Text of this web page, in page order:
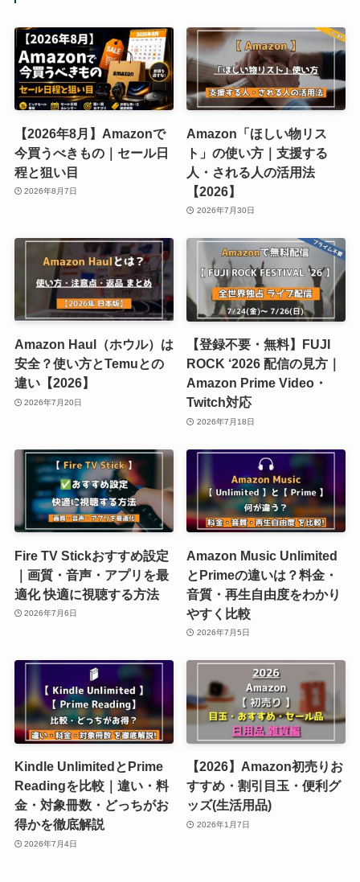
【2026年8月】Amazonで
今買うべきもの｜セール日
程と狙い目
2026年8月7日
Amazon「ほしい物リス
ト」の使い方｜支援する
人・される人の活用法
【2026】
2026年7月30日
Amazon Haul（ホウル）は
安全？使い方とTemuとの
違い【2026】
2026年7月20日
【登録不要・無料】FUJI
ROCK ‘2026 配信の見方｜
Amazon Prime Video・
Twitch対応
2026年7月18日
Fire TV Stickおすすめ設定
｜画質・音声・アプリを最
適化 快適に視聴する方法
2026年7月6日
Amazon Music Unlimited
とPrimeの違いは？料金・
音質・再生自由度をわかり
やすく比較
2026年7月5日
Kindle UnlimitedとPrime
Readingを比較｜違い・料
金・対象冊数・どっちがお
得かを徹底解説
2026年7月4日
【2026】Amazon初売りお
すすめ・割引目玉・便利グ
ッズ(生活用品)
2026年1月7日